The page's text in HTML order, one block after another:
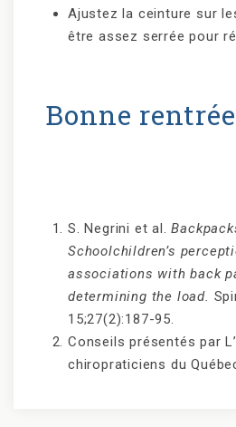
Ajustez la ceinture sur
être assez serrée pour
Bonne
S. Negrini et al.
Schoolchildren’s
associations with back
determining the load.
15;27(2):187-95.
Conseils présentés par
chiropraticiens du